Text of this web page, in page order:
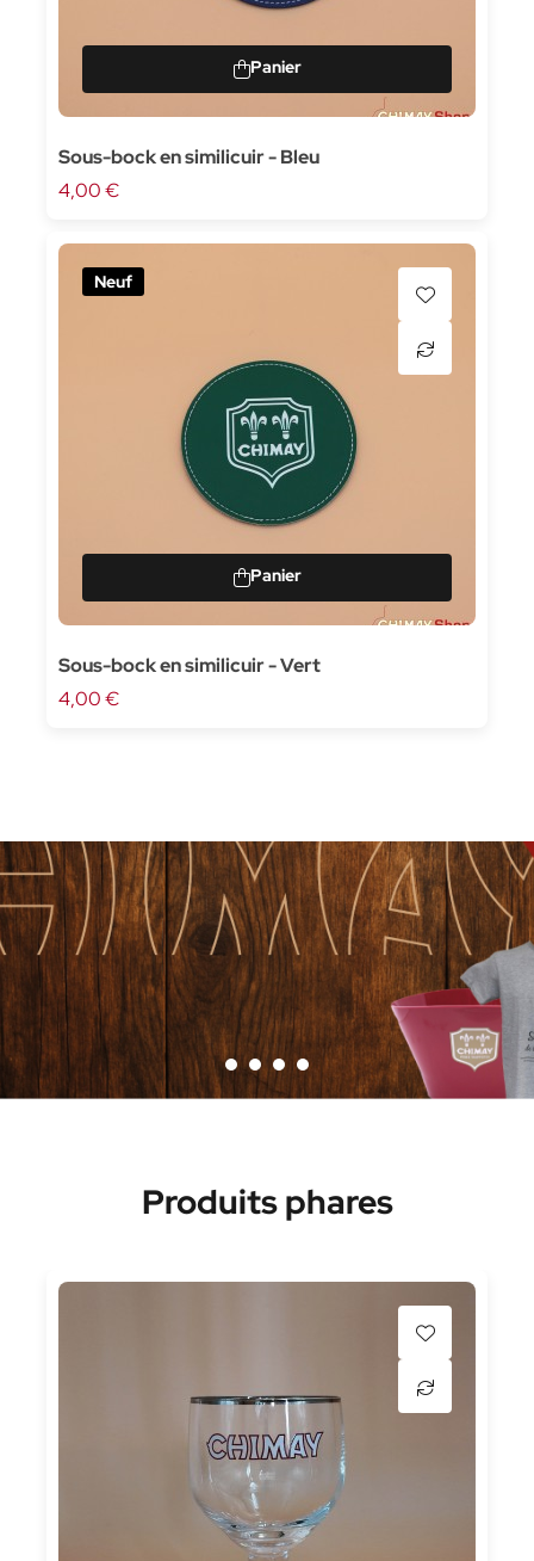
Sous-bock en similicuir - Bleu
4,00 €
Neuf
Sous-bock en similicuir - Vert
4,00 €
Produits phares